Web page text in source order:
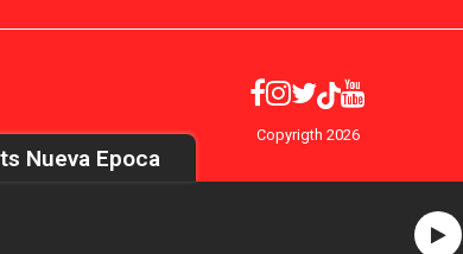
Copyrigth 2026
Nueva Epoca